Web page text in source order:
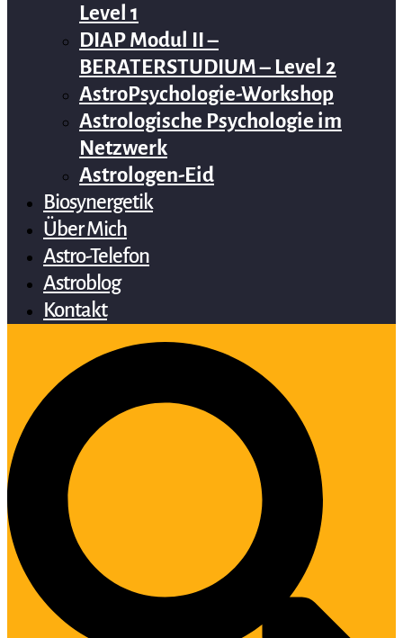
Level 1
DIAP Modul II –
BERATERSTUDIUM – Level 2
AstroPsychologie-Workshop
Astrologische Psychologie im
Netzwerk
Astrologen-Eid
Biosynergetik
Über Mich
Astro-Telefon
Astroblog
Kontakt